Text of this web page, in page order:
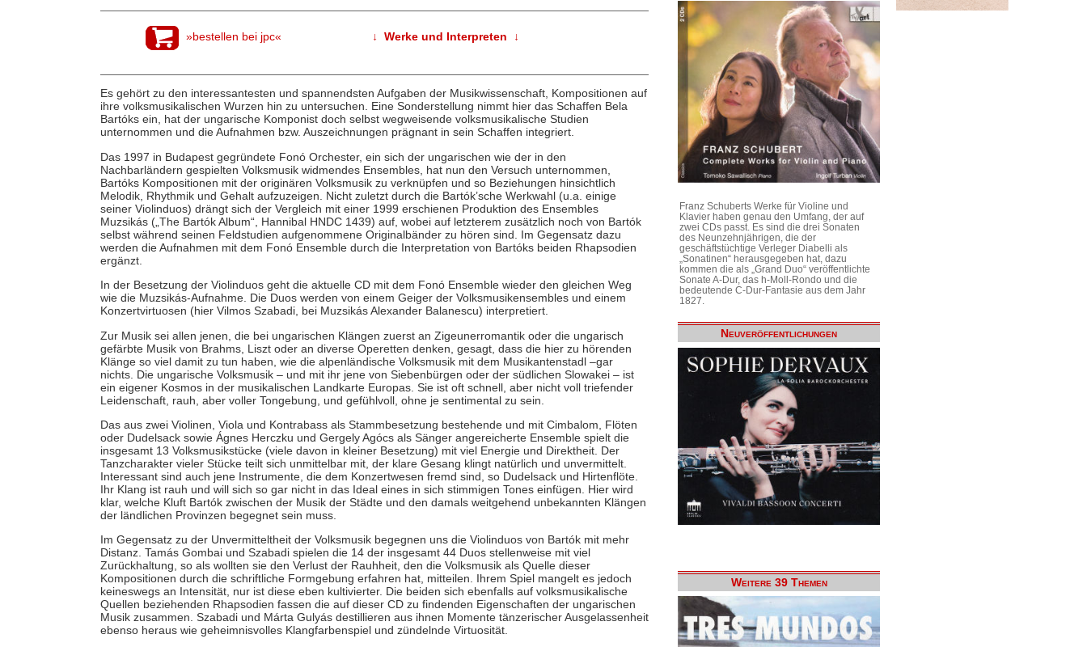
»bestellen bei jpc« ↓ Werke und Interpreten ↓
Es gehört zu den interessantesten und spannendsten Aufgaben der Musikwissenschaft, Kompositionen auf
ihre volksmusikalischen Wurzen hin zu untersuchen. Eine Sonderstellung nimmt hier das Schaffen Bela
Bartóks ein, hat der ungarische Komponist doch selbst wegweisende volksmusikalische Studien
unternommen und die Aufnahmen bzw. Auszeichnungen prägnant in sein Schaffen integriert.
Das 1997 in Budapest gegründete Fonó Orchester, ein sich der ungarischen wie der in den
Nachbarländern gespielten Volksmusik widmendes Ensembles, hat nun den Versuch unternommen,
Bartóks Kompositionen mit der originären Volksmusik zu verknüpfen und so Beziehungen hinsichtlich
Melodik, Rhythmik und Gehalt aufzuzeigen. Nicht zuletzt durch die Bartók’sche Werkwahl (u.a. einige
seiner Violinduos) drängt sich der Vergleich mit einer 1999 erschienen Produktion des Ensembles
Muzsikás („The Bartók Album“, Hannibal HNDC 1439) auf, wobei auf letzterem zusätzlich noch von Bartók
selbst während seinen Feldstudien aufgenommene Originalbänder zu hören sind. Im Gegensatz dazu
werden die Aufnahmen mit dem Fonó Ensemble durch die Interpretation von Bartóks beiden Rhapsodien
ergänzt.
In der Besetzung der Violinduos geht die aktuelle CD mit dem Fonó Ensemble wieder den gleichen Weg
wie die Muzsikás-Aufnahme. Die Duos werden von einem Geiger der Volksmusikensembles und einem
Konzertvirtuosen (hier Vilmos Szabadi, bei Muzsikás Alexander Balanescu) interpretiert.
Zur Musik sei allen jenen, die bei ungarischen Klängen zuerst an Zigeunerromantik oder die ungarisch
gefärbte Musik von Brahms, Liszt oder an diverse Operetten denken, gesagt, dass die hier zu hörenden
Klänge so viel damit zu tun haben, wie die alpenländische Volksmusik mit dem Musikantenstadl –gar
nichts. Die ungarische Volksmusik – und mit ihr jene von Siebenbürgen oder der südlichen Slowakei – ist
ein eigener Kosmos in der musikalischen Landkarte Europas. Sie ist oft schnell, aber nicht voll triefender
Leidenschaft, rauh, aber voller Tongebung, und gefühlvoll, ohne je sentimental zu sein.
Das aus zwei Violinen, Viola und Kontrabass als Stammbesetzung bestehende und mit Cimbalom, Flöten
oder Dudelsack sowie Ágnes Herczku und Gergely Agócs als Sänger angereicherte Ensemble spielt die
insgesamt 13 Volksmusikstücke (viele davon in kleiner Besetzung) mit viel Energie und Direktheit. Der
Tanzcharakter vieler Stücke teilt sich unmittelbar mit, der klare Gesang klingt natürlich und unvermittelt.
Interessant sind auch jene Instrumente, die dem Konzertwesen fremd sind, so Dudelsack und Hirtenflöte.
Ihr Klang ist rauh und will sich so gar nicht in das Ideal eines in sich stimmigen Tones einfügen. Hier wird
klar, welche Kluft Bartók zwischen der Musik der Städte und den damals weitgehend unbekannten Klängen
der ländlichen Provinzen begegnet sein muss.
Im Gegensatz zu der Unvermitteltheit der Volksmusik begegnen uns die Violinduos von Bartók mit mehr
Distanz. Tamás Gombai und Szabadi spielen die 14 der insgesamt 44 Duos stellenweise mit viel
Zurückhaltung, so als wollten sie den Verlust der Rauhheit, den die Volksmusik als Quelle dieser
Kompositionen durch die schriftliche Formgebung erfahren hat, mitteilen. Ihrem Spiel mangelt es jedoch
keineswegs an Intensität, nur ist diese eben kultivierter. Die beiden sich ebenfalls auf volksmusikalische
Quellen beziehenden Rhapsodien fassen die auf dieser CD zu findenden Eigenschaften der ungarischen
Musik zusammen. Szabadi und Márta Gulyás destillieren aus ihnen Momente tänzerischer Ausgelassenheit
ebenso heraus wie geheimnisvolles Klangfarbenspiel und zündelnde Virtuosität.
Franz Schuberts Werke für Violine und
Klavier haben genau den Umfang, der auf
zwei CDs passt. Es sind die drei Sonaten
des Neunzehnjährigen, die der
geschäftstüchtige Verleger Diabelli als
„Sonatinen“ herausgegeben hat, dazu
kommen die als „Grand Duo“ veröffentlichte
Sonate A-Dur, das h-Moll-Rondo und die
bedeutende C-Dur-Fantasie aus dem Jahr
1827.
Neuveröffentlichungen
Weitere 39 Themen